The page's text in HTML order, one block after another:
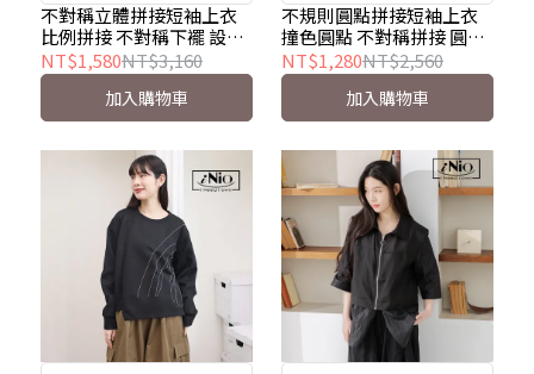
對稱立體拼接短袖上衣 ｜比
例拼接 × 不對稱下襬 × 圓
領短袖｜iNio CHW1015
不對稱立體拼接短袖上衣
比例拼接 不對稱下襬 設計
感圓領短袖棉T iNio衣著美
學 CHW1015
NT$1,580NT$3,160
加入購物車
想少了造型感的時候】 ｜撞
色圓點 × 不對稱拼接 × 視
覺修飾｜iNio CHW1067
不規則圓點拼接短袖上衣
撞色圓點 不對稱拼接 圓領
短袖棉T iNio衣著美學
CHW1067
NT$1,280NT$2,560
加入購物車